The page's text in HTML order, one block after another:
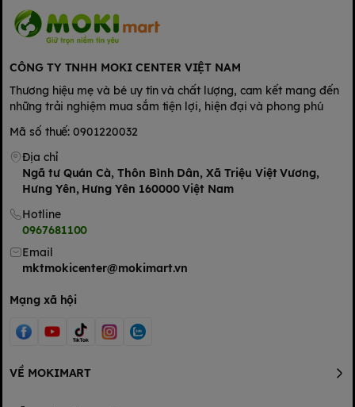
CÔNG TY TNHH MOKI CENTER VIỆT NAM
Thương hiệu mẹ và bé uy tín và chất lượng, cam kết mang đến
những trải nghiệm mua sắm tiện lợi, hiện đại và phong phú
Mã số thuế: 0901220032
Địa chỉ
Ngã tư Quán Cà, Thôn Bình Dân, Xã Triệu Việt Vương,
Hưng Yên, Hưng Yên 160000 Việt Nam
Hotline
0967681100
Email
mktmokicenter@mokimart.vn
Mạng xã hội
VỀ MOKIMART